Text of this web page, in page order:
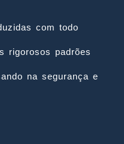
com todo
rigorosos padrões
na segurança e